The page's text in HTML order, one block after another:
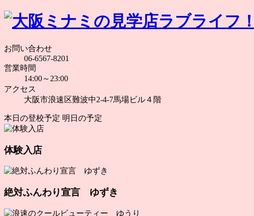
お問い合わせ
06-6567-8201
営業時間
14:00～23:00
アクセス
大阪市浪速区難波中2-4-7馬場ビル４階
本日の登校予定 明日の予定
体験入店
絶対ふんわり宣言 ゆずき